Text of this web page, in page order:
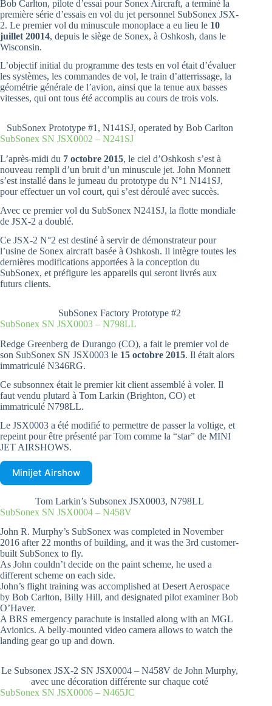
Bob Carlton, pilote d’essai pour Sonex Aircraft, a terminé la
première série d’essais en vol du jet personnel SubSonex JSX-
2. Le premier vol du minuscule monoplace a eu lieu le 10
juillet 20014, depuis le siège de Sonex, à Oshkosh, dans le
Wisconsin.
L’objectif initial du programme des tests en vol était d’évaluer
les systèmes, les commandes de vol, le train d’atterrissage, la
géométrie générale de l’avion, ainsi que la tenue aux basses
vitesses, qui ont tous été accomplis au cours de trois vols.
SubSonex Prototype #1, N141SJ, operated by Bob Carlton
SubSonex SN JSX0002 – N241SJ
L’après-midi du 7 octobre 2015, le ciel d’Oshkosh s’est à
nouveau rempli d’un bruit d’un minuscule jet. John Monnett
s’est installé dans le jumeau du prototype du N°1 N141SJ,
pour effectuer un vol court, qui s’est déroulé avec succès.
Avec ce premier vol du SubSonex N241SJ, la flotte mondiale
de JSX-2 a doublé.
Ce JSX-2 N°2 est destiné à servir de démonstrateur pour
l’usine de Sonex aircraft basée à Oshkosh. Il intègre toutes les
dernières modifications apportées à la conception du
SubSonex, et préfigure les appareils qui seront livrés aux
futurs clients.
SubSonex Factory Prototype #2
SubSonex SN JSX0003 – N798LL
Redge Greenberg de Durango (CO), a fait le premier vol de
son SubSonex SN JSX0003 le 15 octobre 2015. Il était alors
immatriculé N346RG.
Ce subsonnex était le premier kit client assemblé à voler. Il
faut vendu plutard à Tom Larkin (Brighton, CO) et
immatriculé N798LL.
Le JSX0003 a été modifié to permettre de passer la voltige, et
repeint pour être présenté par Tom comme la “star” de MINI
JET AIRSHOWS.
Minijet Airshow
Tom Larkin’s Subsonex JSX0003, N798LL
SubSonex SN JSX0004 – N458V
John R. Murphy’s SubSonex was completed in November
2016 after 22 months of building, and it was the 3rd customer-
built SubSonex to fly.
As John couldn’t decide on the paint scheme, he used a
different scheme on each side.
John’s flight training was accomplished at Desert Aerospace
by Bob Carlton, Billy Hill, and designated pilot examiner Bob
O’Haver.
A BRS emergency parachute is installed along with an MGL
Avionics. A belly-mounted video camera allows to watch the
landing gear go up and down.
Le Subsonex JSX-2 SN JSX0004 – N458V de John Murphy,
avec une décoration différente sur chaque coté
SubSonex SN JSX0006 – N465JC